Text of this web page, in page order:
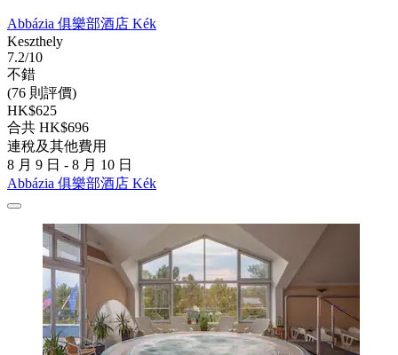
Abbázia 俱樂部酒店 Kék
Keszthely
7.2/10
不錯
(76 則評價)
HK$625
合共 HK$696
連稅及其他費用
8 月 9 日 - 8 月 10 日
Abbázia 俱樂部酒店 Kék